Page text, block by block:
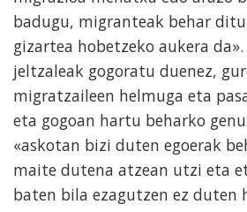
badugu, migranteak behar
gizartea hobetzeko aukera
jeltzaleak gogoratu duenez,
migratzaileen helmuga eta
eta gogoan hartu beharko
«askotan bizi duten egoerak
maite dutena atzean utzi eta
baten bila ezagutzen ez duten